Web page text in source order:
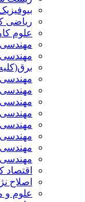
ریاضی
علوم
مهندسی
مهندسی
مهندسی
مهندسی
مهندسی
مهندسی
مهندسی
اصلاح
علوم و